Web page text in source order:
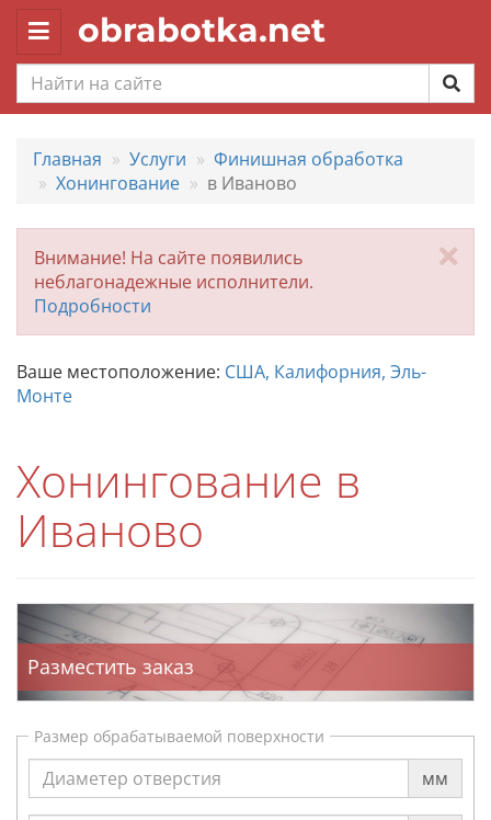
Toggle
navigation
obrabotka.net
Главная Услуги
Финишная обработка
Хонингование
в Иваново
Внимание! На сайте появились
неблагонадежные исполнители.
Подробности
Ваше местоположение: США, Калифорния, Эль-
Монте
Хонингование в
Иваново
Разместить заказ
Размер обрабатываемой поверхности
мм